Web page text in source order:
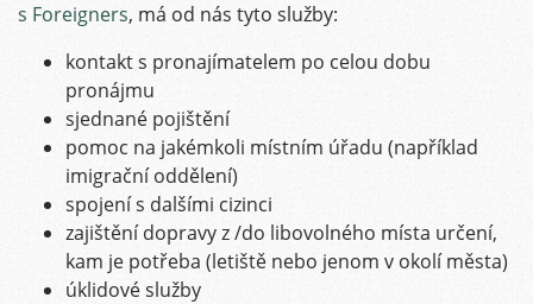
s Foreigners, má od nás tyto služby:
kontakt s pronajímatelem po celou dobu
pronájmu
sjednané pojištění
pomoc na jakémkoli místním úřadu (například
imigrační oddělení)
spojení s dalšími cizinci
zajištění dopravy z /do libovolného místa určení,
kam je potřeba (letiště nebo jenom v okolí města)
úklidové služby